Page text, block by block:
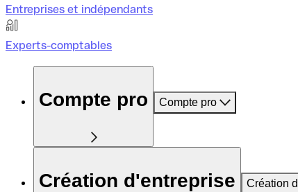
Entreprises et indépendants
Experts-comptables
Compte pro Compte pro
Création d'entreprise Création